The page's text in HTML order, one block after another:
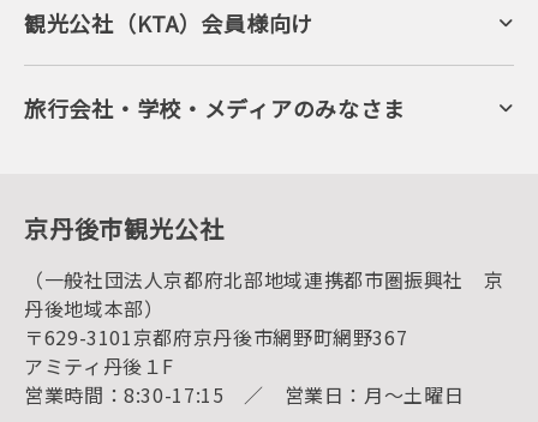
キャンプ・グランピング
自然景観
旬の食
フルーツ
美術館・資料館
観光
海水浴
キャンプ
お宿探し
宿泊・日帰り予約（空室検索）
予約照会・予約キャンセル
宿泊施設一覧（お宿比較ページ）
アクセス
お知らせ
イベント情報
観光公社（KTA）会員様向け
KTA会員コミュニティ
会員向けサービス
KTAニュースレター
会員加入・会員情報（会員規程）
旅行会社・学校・メディアのみなさま
プレスリリース
京丹後市観光公社
（一般社団法人京都府北部地域連携都市圏振興社 京
丹後地域本部）
〒629-3101京都府京丹後市網野町網野367
アミティ丹後１F
営業時間：8:30-17:15 ／ 営業日：月～土曜日